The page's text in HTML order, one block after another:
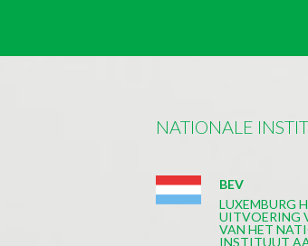
NATIONALE
BEV
LUXEMBURG
UITVOERING
VAN HET
INSTITUUT